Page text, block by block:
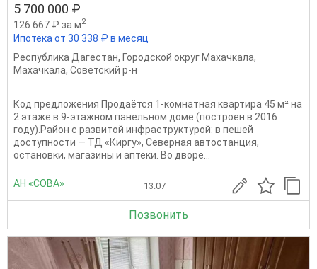
5 700 000 ₽
126 667 ₽ за м2
Ипотека от 30 338 ₽ в месяц
Республика Дагестан, Городской округ Махачкала,
Махачкала, Советский р-н
Код предложения Продаётся 1‑комнатная квартира 45 м² на
2 этаже в 9‑этажном панельном доме (построен в 2016
году).Район с развитой инфраструктурой: в пешей
доступности — ТД «Киргу», Северная автостанция,
остановки, магазины и аптеки. Во дворе...
АН «СОВА» 13.07
Позвонить